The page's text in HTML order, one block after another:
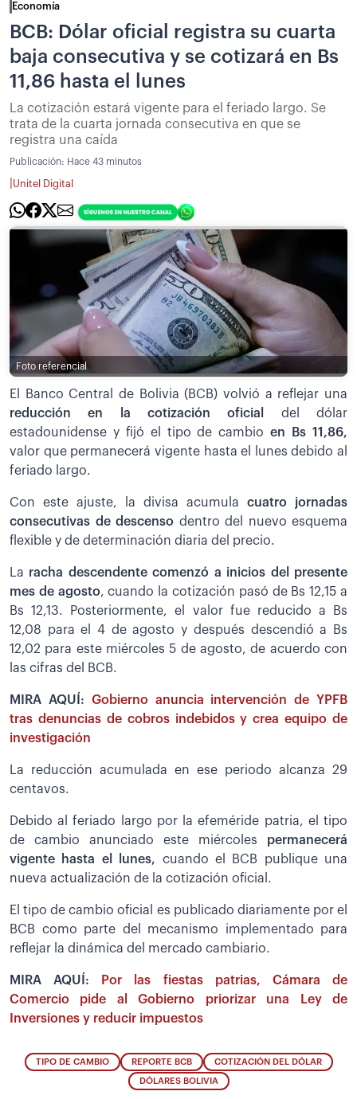
Economía
BCB: Dólar oficial registra su cuarta
baja consecutiva y se cotizará en Bs
11,86 hasta el lunes
La cotización estará vigente para el feriado largo. Se
trata de la cuarta jornada consecutiva en que se
registra una caída
Publicación: Hace 43 minutos
Unitel Digital
Foto referencial
El Banco Central de Bolivia (BCB) volvió a reflejar una
reducción en la cotización oficial
del dólar
estadounidense y fijó el tipo de cambio en Bs 11,86,
valor que permanecerá vigente hasta el lunes debido al
feriado largo.
Con este ajuste, la divisa acumula cuatro jornadas
consecutivas de descenso dentro del nuevo esquema
flexible y de determinación diaria del precio.
La racha descendente comenzó a inicios del presente
mes de agosto, cuando la cotización pasó de Bs 12,15 a
Bs 12,13. Posteriormente, el valor fue reducido a Bs
12,08 para el 4 de agosto y después descendió a Bs
12,02 para este miércoles 5 de agosto, de acuerdo con
las cifras del BCB.
MIRA AQUÍ: Gobierno anuncia intervención de YPFB
tras denuncias de cobros indebidos y crea equipo de
investigación
La reducción acumulada en ese periodo alcanza 29
centavos.
Debido al feriado largo por la efeméride patria, el tipo
de cambio anunciado este miércoles permanecerá
vigente hasta el lunes, cuando el BCB publique una
nueva actualización de la cotización oficial.
El tipo de cambio oficial es publicado diariamente por el
BCB como parte del mecanismo implementado para
reflejar la dinámica del mercado cambiario.
MIRA AQUÍ:
Por las fiestas patrias, Cámara de
Comercio pide al Gobierno priorizar una Ley de
Inversiones y reducir impuestos
TIPO DE CAMBIO REPORTE BCB COTIZACIÓN DEL DÓLAR
DÓLARES BOLIVIA